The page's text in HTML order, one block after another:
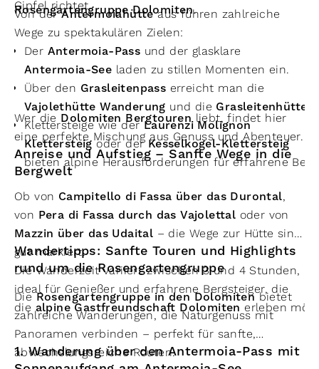
Gipfel richtet.
Rosengartengruppe Dolomiten.
Von derAntermoiahütteaus führen zahlreiche
Wege zu spektakulären Zielen:
Der Antermoia-Pass und der glasklare
Antermoia-See laden zu stillen Momenten ein.
Über den Grasleitenpass erreicht man die
Vajolethütte Wanderung und die Grasleitenhütte
Klettersteige wie derLaurenzi Molignon
Klettersteigoder der Kesselkogel-Klettersteig
bieten alpine Herausforderungen für erfahrene
Wer die Dolomiten Bergtourenliebt, findet hier
eine perfekte Mischung aus Genuss und Abenteuer.
Anreise und Aufstieg – Sanfte Wege in die
Bergwelt
Ob von Campitello di Fassa über das Durontal,
von Pera di Fassa durch das Vajolettal oder von
Mazzin über das Udaital – die Wege zur Hütte sind
gut markiert.
Die Wanderzeit variiert zwischen 3 und 4 Stunden,
ideal für Genießer und erfahrene Bergsteiger, die
diealpine Gastfreundschaft Dolomiten erleben
Wandertipps: Sanfte Touren und Highlights
rund um die Rosengartengruppe
DieRosengartengruppe in den Dolomitenbietet
zahlreiche Wanderungen, die Naturgenuss mit
Panoramen verbinden – perfekt für sanfte,
abwechslungsreiche Routen.
1. Wanderung über den Antermoia-Pass mit